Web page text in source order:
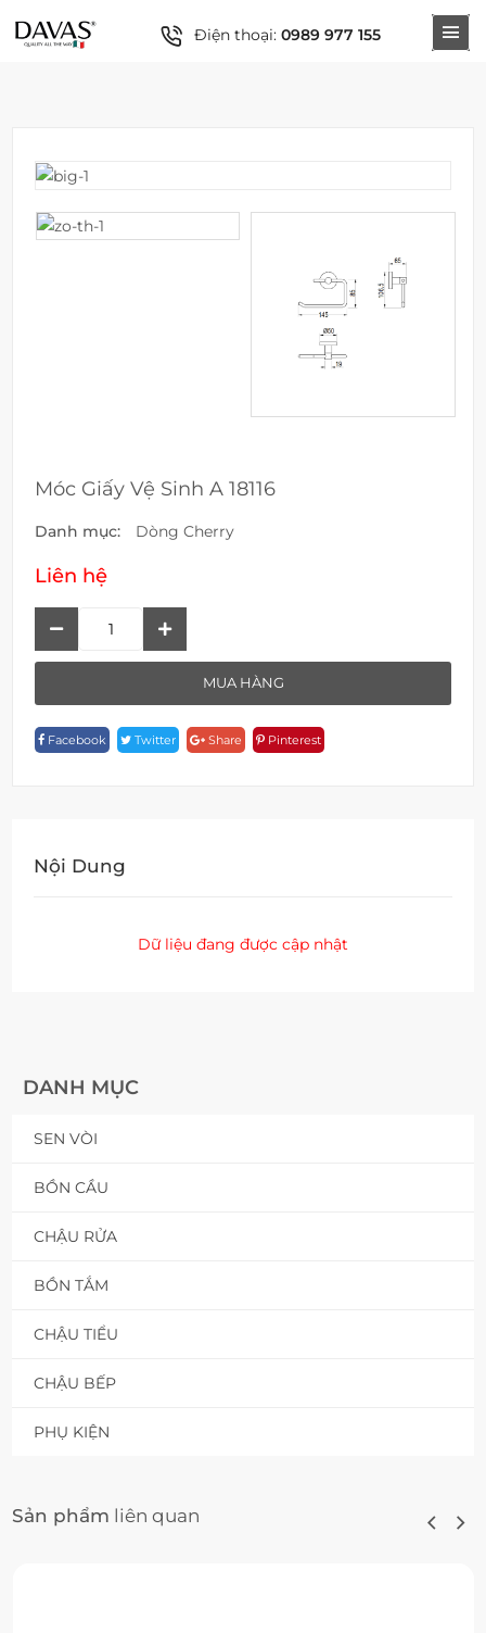
Điện thoại: 0989 977 155
DANH MỤC
SEN VÒI
BỒN CẦU
CHẬU RỬA
BỒN TẮM
CHẬU TIỂU
CHẬU BẾP
PHỤ KIỆN
Móc Giấy Vệ Sinh A 18116
Danh mục: Dòng Cherry
Liên hệ
A
18116
MUA HÀNG
Facebook Twitter Share Pinterest
Nội Dung
Dữ liệu đang được cập nhật
Sản phẩm liên quan